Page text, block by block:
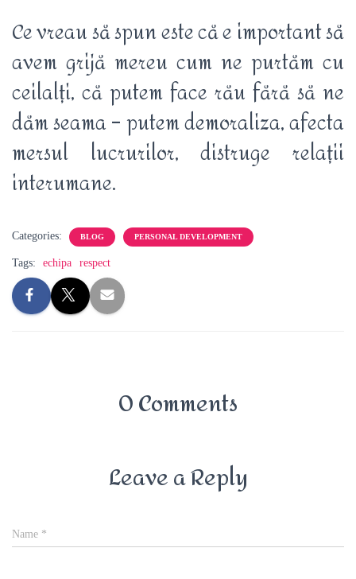
Ce vreau să spun este că e important să
avem grijă mereu cum ne purtăm cu
ceilalți, că putem face rău fără să ne
dăm seama – putem demoraliza, afecta
mersul lucrurilor, distruge relații
interumane.
Categories: BLOG PERSONAL DEVELOPMENT
Tags: echipa respect
0 Comments
Leave a Reply
Name *